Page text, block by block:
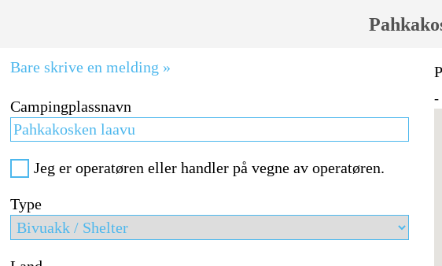
Bare skrive en melding »
Campingplassnavn
Jeg er operatøren eller handler på vegne av operatøren.
Type
-